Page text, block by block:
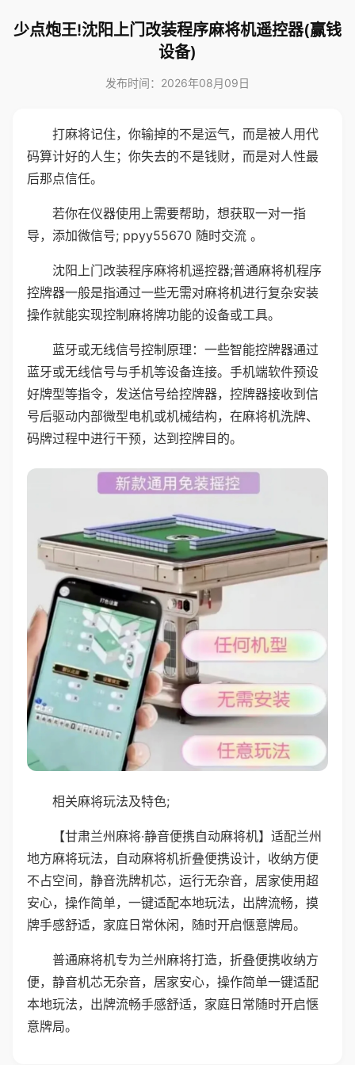
少点炮王!沈阳上门改装程序麻将机遥控器(赢钱
设备)
发布时间：2026年08月09日
打麻将记住，你输掉的不是运气，而是被人用代
码算计好的人生；你失去的不是钱财，而是对人性最
后那点信任。
若你在仪器使用上需要帮助，想获取一对一指
导，添加微信号; ppyy55670 随时交流 。
沈阳上门改装程序麻将机遥控器;普通麻将机程序
控牌器一般是指通过一些无需对麻将机进行复杂安装
操作就能实现控制麻将牌功能的设备或工具。
蓝牙或无线信号控制原理：一些智能控牌器通过
蓝牙或无线信号与手机等设备连接。手机端软件预设
好牌型等指令，发送信号给控牌器，控牌器接收到信
号后驱动内部微型电机或机械结构，在麻将机洗牌、
码牌过程中进行干预，达到控牌目的。
相关麻将玩法及特色;
【甘肃兰州麻将·静音便携自动麻将机】适配兰州
地方麻将玩法，自动麻将机折叠便携设计，收纳方便
不占空间，静音洗牌机芯，运行无杂音，居家使用超
安心，操作简单，一键适配本地玩法，出牌流畅，摸
牌手感舒适，家庭日常休闲，随时开启惬意牌局。
普通麻将机专为兰州麻将打造，折叠便携收纳方
便，静音机芯无杂音，居家安心，操作简单一键适配
本地玩法，出牌流畅手感舒适，家庭日常随时开启惬
意牌局。